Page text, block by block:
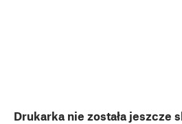
Drukarka nie została jeszcze